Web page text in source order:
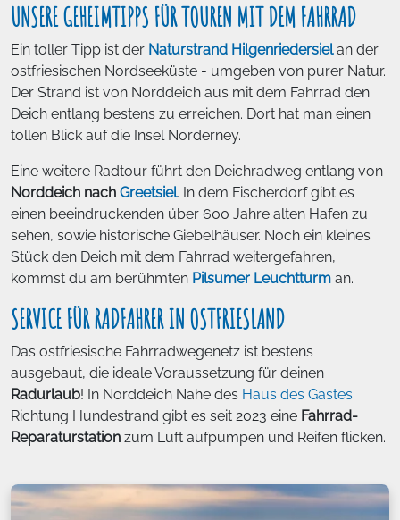
UNSERE GEHEIMTIPPS FÜR TOUREN MIT DEM FAHRRAD
Ein toller Tipp ist der Naturstrand Hilgenriedersielan der
ostfriesischen Nordseeküste - umgeben von purer Natur.
Der Strand ist von Norddeich aus mit dem Fahrrad den
Deich entlang bestens zu erreichen. Dort hat man einen
tollen Blick auf die Insel Norderney.
Eine weitere Radtour führt den Deichradweg entlang von
Norddeich nach Greetsiel. In dem Fischerdorf gibt es
einen beeindruckenden über 600 Jahre alten Hafen zu
sehen, sowie historische Giebelhäuser. Noch ein kleines
Stück den Deich mit dem Fahrrad weitergefahren,
kommst du am berühmten Pilsumer Leuchtturm an.
SERVICE FÜR RADFAHRER IN OSTFRIESLAND
Das ostfriesische Fahrradwegenetz ist bestens
ausgebaut, die ideale Voraussetzung für deinen
Radurlaub! In Norddeich Nahe des Haus des Gastes
Richtung Hundestrand gibt es seit 2023 eine Fahrrad-
Reparaturstation zum Luft aufpumpen und Reifen flicken.